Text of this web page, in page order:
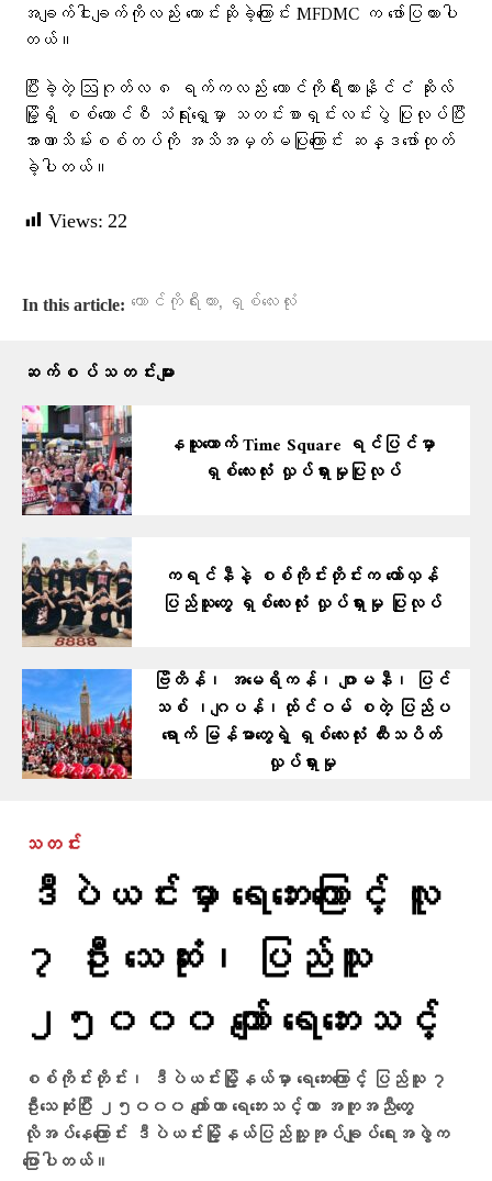
အချက်ငါးချက်ကိုလည်း တောင်းဆိုခဲ့ကြောင်း MFDMC က ဖော်ပြထားပါ
တယ်။
ပြီးခဲ့တဲ့ ဩဂုတ်လ ၈ ရက်ကလည်း တောင်ကိုရီးယားနိုင်ငံ ဆိုးလ်
မြို့ရှိ စစ်ကောင်စီ သံရုံးရှေ့မှာ သတင်းစာရှင်းလင်းပွဲ ပြုလုပ်ပြီး
အာဏာသိမ်းစစ်တပ်ကို အသိအမှတ်မပြုကြောင်း ဆန္ဒဖော်ထုတ်
ခဲ့ပါတယ်။
Views: 22
In this article: တောင်ကိုရီးယား, ရှစ်လေးလုံး
ဆက်စပ်သတင်းများ
နယူးယောက် Time Square ရင်ပြင်မှာ
ရှစ်လေးလုံး လှုပ်ရှားမှုပြုလုပ်
ကရင်နီနဲ့ စစ်ကိုင်းတိုင်းက တော်လှန်
ပြည်သူတွေ ရှစ်လေးလုံး လှုပ်ရှားမှု ပြုလုပ်
ဗြိတိန်၊ အမေရိကန်၊ ဂျာမနီ၊ ပြင်
သစ် ၊ဂျပန်၊ထ်ုင်ဝမ် စတဲ့ ပြ​ည်ပ
ရောက် မြန်မာတွေရဲ့ ရှစ်လေးလုံး ထီးသပိတ်
လှုပ်ရှားမှု
သတင်း
ဒီပဲယင်းမှာ ရေဘေးကြောင့် လူ
၇ ဦး သေဆုံး၊ ပြည်သူ
၂၅၀၀၀ ကျော် ရေဘေးသင့်
စစ်ကိုင်းတိုင်း၊ ဒီပဲယင်းမြို့နယ်မှာ ရေဘေးကြောင့် ပြည်သူ ၇
ဦးသေဆုံးပြီး ၂၅၀၀၀ ကျော်ဟာ ရေဘေးသင့်ကာ အကူအညီတွေ
လိုအပ်နေကြောင်း ဒီပဲယင်းမြို့နယ်ပြည်သူ့အုပ်ချုပ်ရေးအဖွဲက
ပြောပါတယ်။